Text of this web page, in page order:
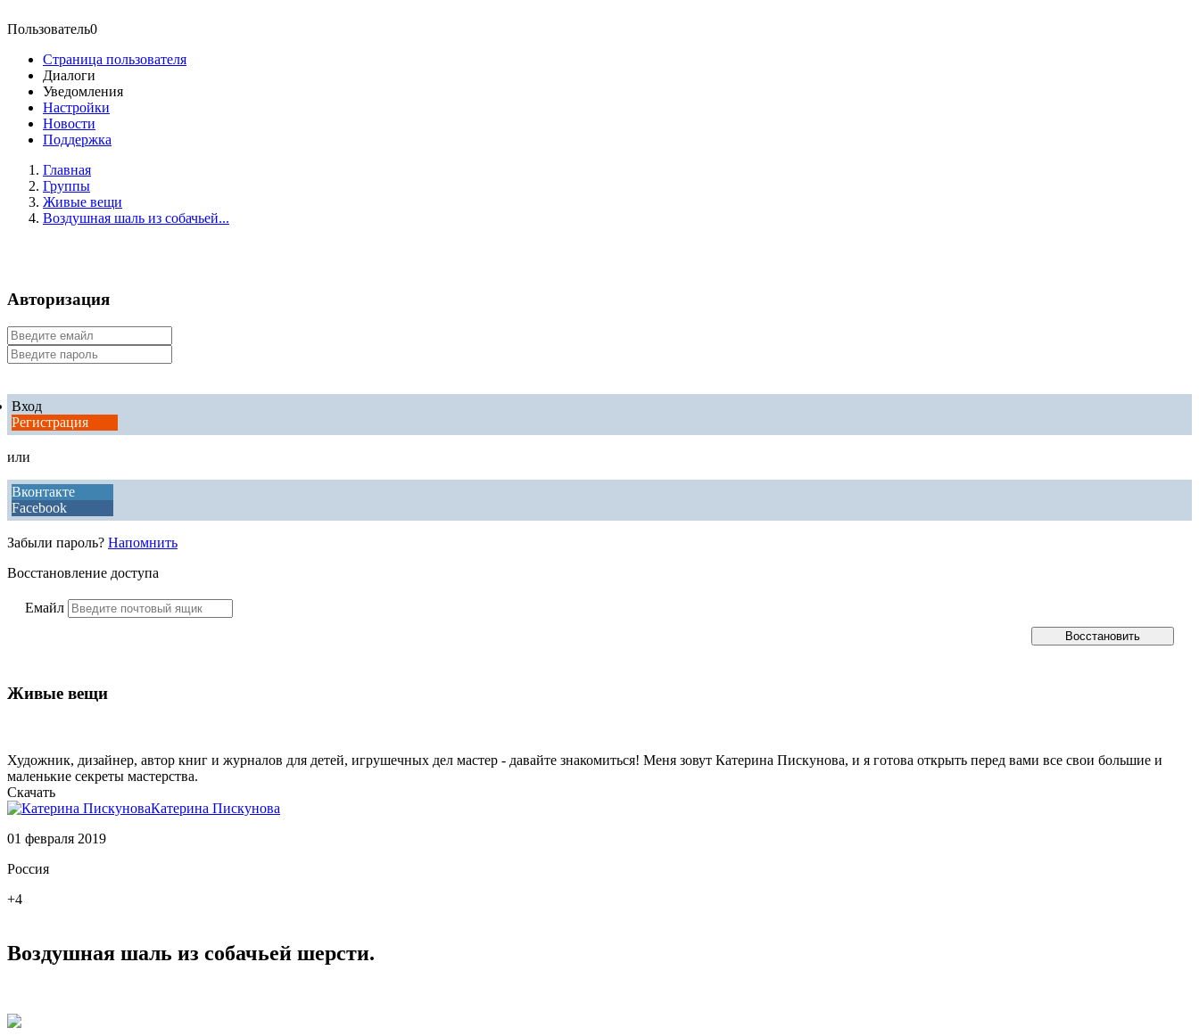
Пользователь0
Страница пользователя
Диалоги
Уведомления
Настройки
Новости
Поддержка
Главная
Группы
Живые вещи
Воздушная шаль из собачьей...
Авторизация
Вход
Регистрация
или
Вконтакте
Facebook
Забыли пароль? Напомнить
Восстановление доступа
Емайл
Живые вещи
Художник, дизайнер, автор книг и журналов для детей, игрушечных дел мастер - давайте знакомиться! Меня зовут Катерина Пискунова, и я готова открыть перед вами все свои большие и
маленькие секреты мастерства.
Скачать
Катерина Пискунова
01 февраля 2019
Россия
+4
Воздушная шаль из собачьей шерсти.